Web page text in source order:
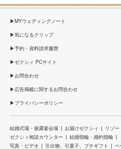
MYウェディングノート
気になるクリップ
予約・資料請求履歴
ゼクシィ PCサイト
お問合わせ
広告掲載に関するお問合わせ
プライバシーポリシー
結婚式場・披露宴会場 お届けゼクシィ リゾ
ゼクシィ相談カウンター
結婚指輪・婚約指輪
写真・ビデオ
引出物、引菓子、プチギフト ペ